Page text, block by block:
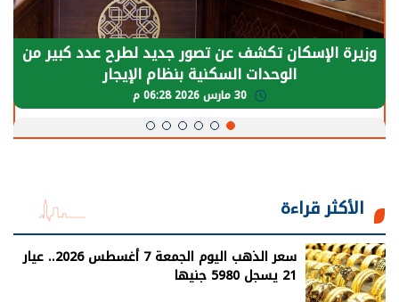
وزيرة الإسكان تكشف عن تصور جديد لطرح عدد كبير من
الوحدات السكنية بنظام الإيجار
الأكثر قراءة
سعر الذهب اليوم الجمعة 7 أغسطس 2026.. عيار
21 يسجل 5980 جنيها